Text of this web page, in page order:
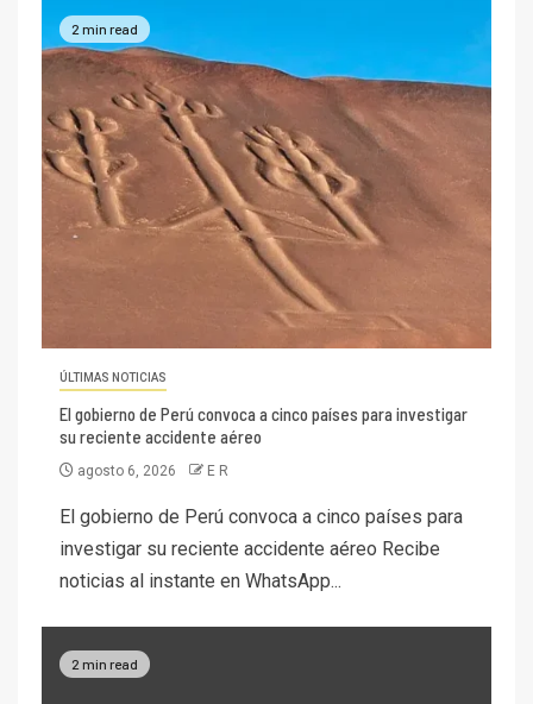
2 min read
ÚLTIMAS NOTICIAS
El gobierno de Perú convoca a cinco países para investigar
su reciente accidente aéreo
agosto 6, 2026 E R
El gobierno de Perú convoca a cinco países para
investigar su reciente accidente aéreo Recibe
noticias al instante en WhatsApp...
2 min read